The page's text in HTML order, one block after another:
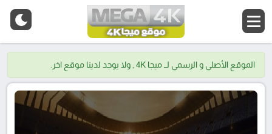
الموقع الأصلي و الرسمي لــ ميجا 4K , ولا يوجد لدينا موقع اخر.